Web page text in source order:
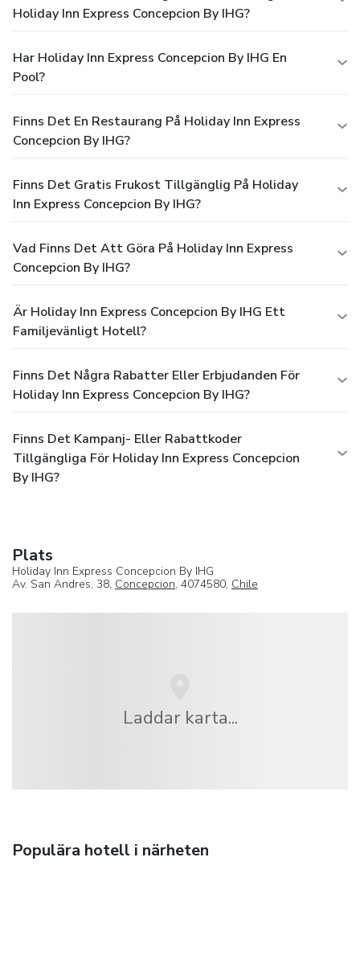
Holiday Inn Express Concepcion By IHG?
Har Holiday Inn Express Concepcion By IHG En
Pool?
Finns Det En Restaurang På Holiday Inn Express
Concepcion By IHG?
Finns Det Gratis Frukost Tillgänglig På Holiday
Inn Express Concepcion By IHG?
Vad Finns Det Att Göra På Holiday Inn Express
Concepcion By IHG?
Är Holiday Inn Express Concepcion By IHG Ett
Familjevänligt Hotell?
Finns Det Några Rabatter Eller Erbjudanden För
Holiday Inn Express Concepcion By IHG?
Finns Det Kampanj- Eller Rabattkoder
Tillgängliga För Holiday Inn Express Concepcion
By IHG?
Plats
Holiday Inn Express Concepcion By IHG
Av. San Andres, 38, Concepcion, 4074580, Chile
Laddar karta...
Populära hotell i närheten